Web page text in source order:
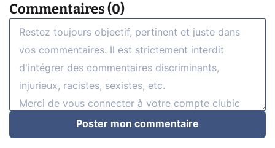
Commentaires (0)
Poster mon commentaire